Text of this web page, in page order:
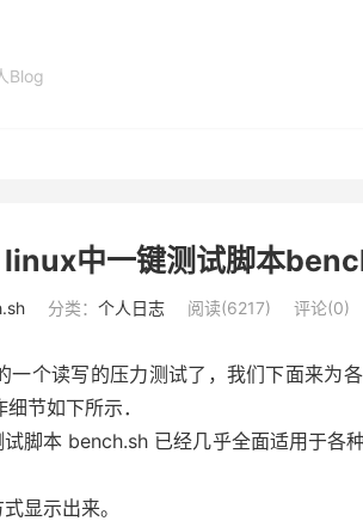
Blog
中一键测试脚本
分类： 个人日志 阅读(6217) 评论(0)
一个读写的压力测试了，我们下面来为
节如下所示．
脚本 bench.sh 已经几乎全面适用于各
显示出来。